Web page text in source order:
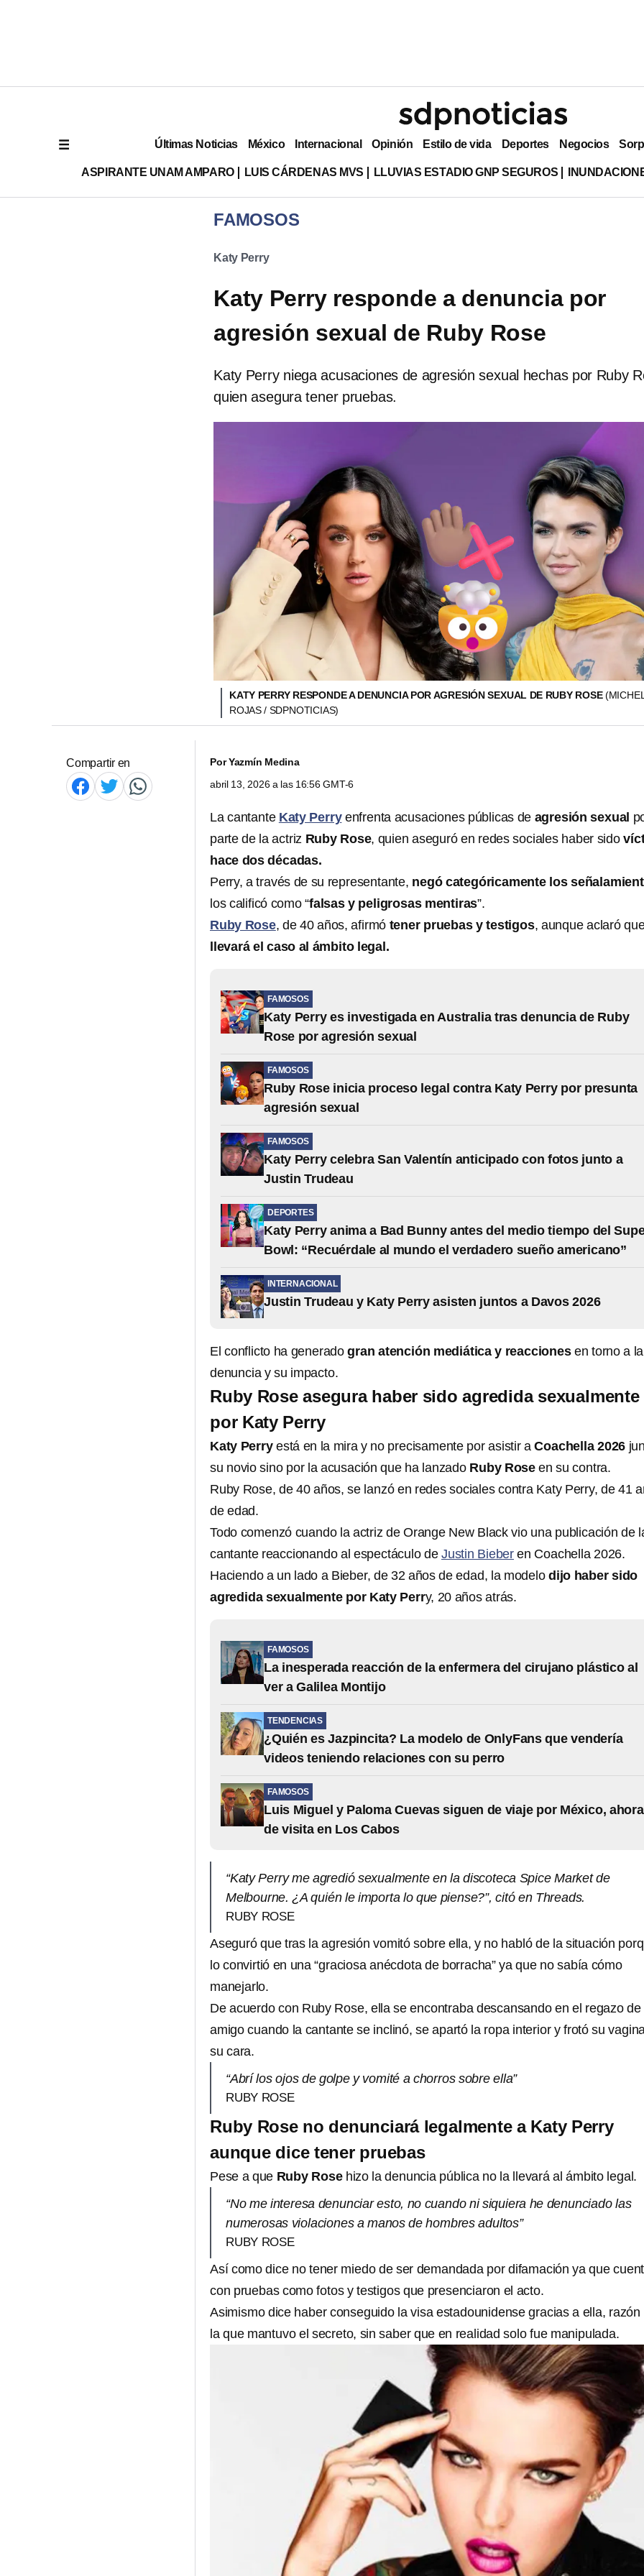
Últimas Noticias México Internacional Opinión Estilo de vida Deportes Negocios
ASPIRANTE UNAM AMPARO LUIS CÁRDENAS MVS LLUVIAS ESTADIO GNP SEGUROS
FAMOSOS
Katy Perry
Katy Perry responde a denuncia por
agresión sexual de Ruby Rose
Katy Perry niega acusaciones de agresión sexual hechas por Ruby
quien asegura tener pruebas.
KATY PERRY RESPONDE A DENUNCIA POR AGRESIÓN SEXUAL DE RUBY ROSE
ROJAS / SDPNOTICIAS)
Compartir en PorYazmín Medina
abril 13, 2026 a las 16:56 GMT-6
La cantante Katy Perryenfrenta acusaciones públicas de agresión sexual
parte de la actriz Ruby Rose, quien aseguró en redes sociales haber sido
hace dos décadas.
Perry, a través de su representante, negó categóricamente los
los calificó como “falsas y peligrosas mentiras”.
Ruby Rose, de 40 años, afirmó tener pruebas y testigos, aunque aclaró
llevará el caso al ámbito legal.
FAMOSOS
Katy Perry es investigada en Australia tras denuncia de Ruby
Rose por agresión sexual
FAMOSOS
Ruby Rose inicia proceso legal contra Katy Perry por presunta
agresión sexual
FAMOSOS
Katy Perry celebra San Valentín anticipado con fotos junto a
Justin Trudeau
DEPORTES
Katy Perry anima a Bad Bunny antes del medio tiempo del
Bowl: “Recuérdale al mundo el verdadero sueño americano”
INTERNACIONAL
Justin Trudeau y Katy Perry asisten juntos a Davos 2026
El conflicto ha generadogran atención mediática y reaccionesen torno a la
denuncia y su impacto.
Ruby Rose asegura haber sido agredida sexualmente
por Katy Perry
Katy Perry está en la mira y no precisamente por asistir aCoachella 2026
su novio sino por la acusación que ha lanzado Ruby Rose en su contra.
Ruby Rose, de 40 años, se lanzó en redes sociales contra Katy Perry, de 41
de edad.
Todo comenzó cuando la actriz de Orange New Black vio una publicación de
cantante reaccionando al espectáculo de Justin Bieber en Coachella 2026.
Haciendo a un lado a Bieber, de 32 años de edad, la modelo dijo haber sido
agredida sexualmente por Katy Perry, 20 años atrás.
FAMOSOS
La inesperada reacción de la enfermera del cirujano plástico al
ver a Galilea Montijo
TENDENCIAS
¿Quién es Jazpincita? La modelo de OnlyFans que vendería
videos teniendo relaciones con su perro
FAMOSOS
Luis Miguel y Paloma Cuevas siguen de viaje por México, ahora
de visita en Los Cabos
“Katy Perry me agredió sexualmente en la discoteca Spice Market de
Melbourne. ¿A quién le importa lo que piense?”, citó en Threads.
RUBY ROSE
Aseguró que tras la agresión vomitó sobre ella, y no habló de la situación
lo convirtió en una “graciosa anécdota de borracha” ya que no sabía cómo
manejarlo.
De acuerdo con Ruby Rose, ella se encontraba descansando en el regazo de
amigo cuando la cantante se inclinó, se apartó la ropa interior y frotó su
su cara.
“Abrí los ojos de golpe y vomité a chorros sobre ella”
RUBY ROSE
Ruby Rose no denunciará legalmente a Katy Perry
aunque dice tener pruebas
Pese a que Ruby Rose hizo la denuncia pública no la llevará al ámbito legal.
“No me interesa denunciar esto, no cuando ni siquiera he denunciado las
numerosas violaciones a manos de hombres adultos”
RUBY ROSE
Así como dice no tener miedo de ser demandada por difamación ya que
con pruebas como fotos y testigos que presenciaron el acto.
Asimismo dice haber conseguido la visa estadounidense gracias a ella, razón
la que mantuvo el secreto, sin saber que en realidad solo fue manipulada.